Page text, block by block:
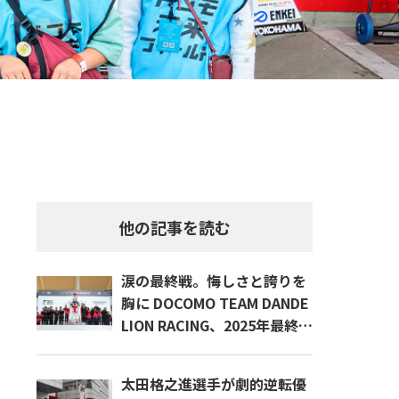
他の記事を読む
涙の最終戦。悔しさと誇りを
胸に DOCOMO TEAM DANDE
LION RACING、2025年最終決
太田格之進選手が劇的逆転優